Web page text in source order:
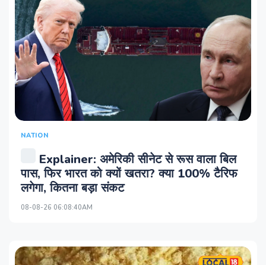
NATION
Explainer: अमेरिकी सीनेट से रूस वाला बिल
पास, फिर भारत को क्यों खतरा? क्या 100% टैरिफ
लगेगा, कितना बड़ा संकट
08-08-26 06:08:40AM